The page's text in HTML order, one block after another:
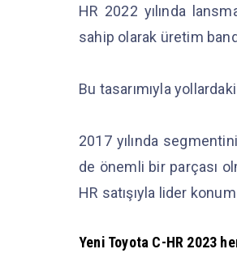
HR 2022 yılında
sahip olarak üretim
Bu tasarımıyla
2017 yılında
de önemli bir parçası
HR satışıyla lider
Yeni Toyota C-HR 2023